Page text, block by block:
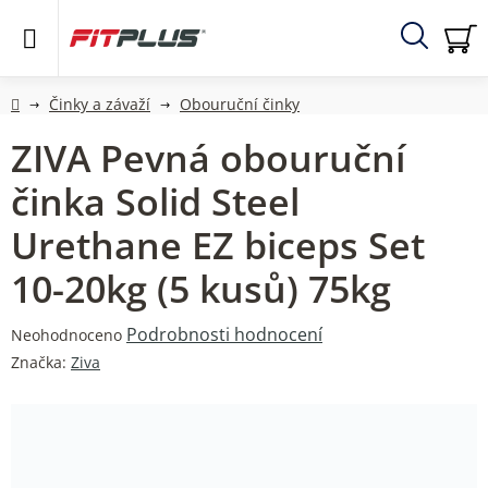
Hledat
DomůČinky a závaží Obouruční činky
ZIVA Pevná obouruční
činka Solid Steel
Urethane EZ biceps Set
10-20kg (5 kusů) 75kg
Průměrné
hodnocení
Neohodnoceno Podrobnosti hodnocení
Značka: Ziva